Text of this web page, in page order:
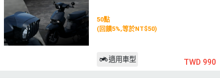
50點
(回饋5%,等於NT$50)
適用車型 TWD 990